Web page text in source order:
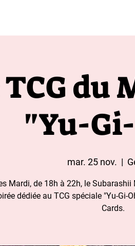
du
"Yu-
mar. 25 nov.
  |
Mardi, de 18h à 22h, le
dédiée au TCG spéciale "Yu-Gi-
Cards.